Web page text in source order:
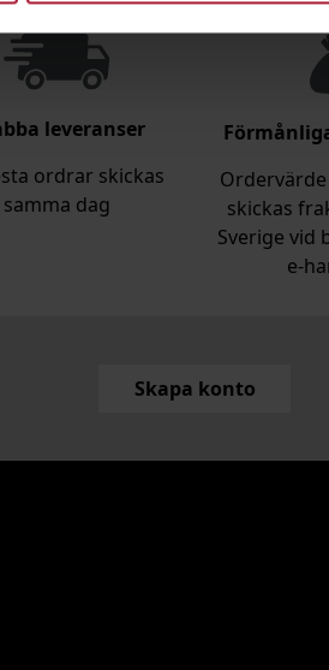
leveranser
ordrar skickas
samma dag
skickas
Sverige vid
Skapa konto